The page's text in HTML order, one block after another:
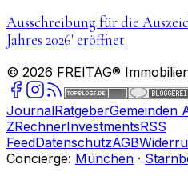
Ausschreibung für die
Jahres 2026' eröffnet
© 2026 FREITAG®
JournalRatgeberGemeinden
ZRechnerInvestmentsRSS
FeedDatenschutzAGB
Concierge: München ·